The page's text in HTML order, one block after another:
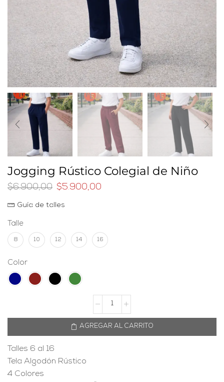
Jogging Rústico Colegial de Niño
$6.900,00 $5.900,00
Guía de talles
Talle
8 10 12 14 16
Color
AGREGAR AL CARRITO
Talles 6 al 16
Tela Algodón Rústico
4 Colores